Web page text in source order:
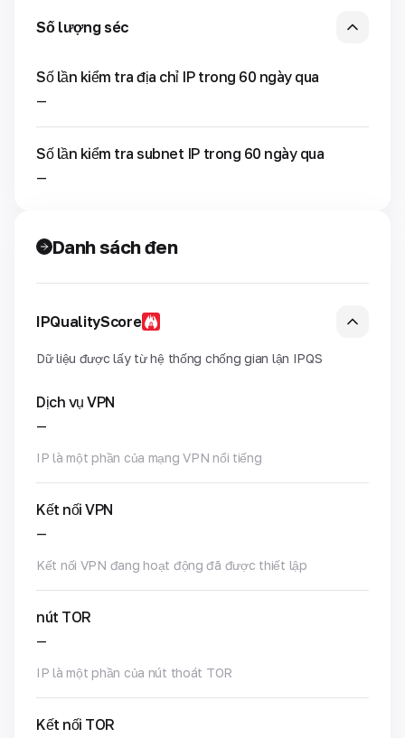
Số lượng séc
Số lần kiểm tra địa chỉ IP trong 60 ngày qua
—
Số lần kiểm tra subnet IP trong 60 ngày qua
—
Danh sách đen
IPQualityScore
Dữ liệu được lấy từ hệ thống chống gian lận IPQS
Dịch vụ VPN
—
IP là một phần của mạng VPN nổi tiếng
Kết nối VPN
—
Kết nối VPN đang hoạt động đã được thiết lập
nút TOR
—
IP là một phần của nút thoát TOR
Kết nối TOR